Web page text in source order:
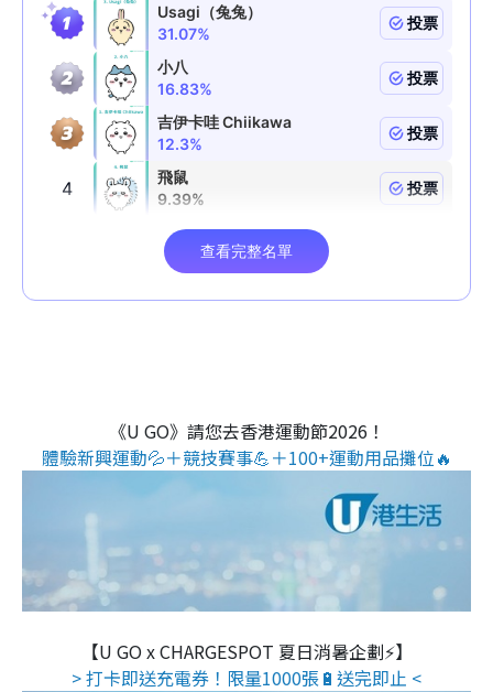
《U GO》請您去香港運動節2026！
體驗新興運動💦＋競技賽事💪＋100+運動用品攤位🔥
【U GO x CHARGESPOT 夏日消暑企劃⚡】
> 打卡即送充電券！限量1000張🔋送完即止 <